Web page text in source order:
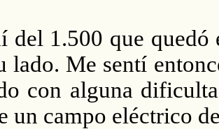
del 1.500 que quedó
lado. Me sentí
con alguna
un campo eléctrico